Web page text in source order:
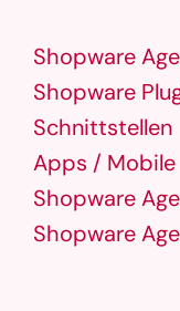
Shopware
Shopware
Schnittstellen
Apps / Mobile
Shopware
Shopware